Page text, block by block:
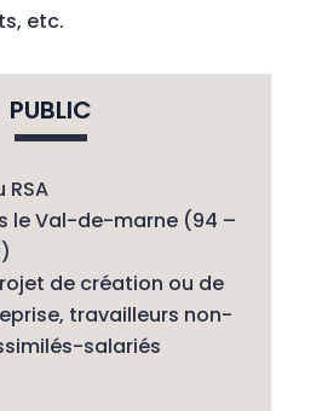
etc.
PUBLIC
le Val-de-marne (94 –
de création ou de
travailleurs non-
salariés